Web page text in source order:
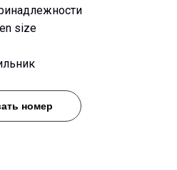
номер
size